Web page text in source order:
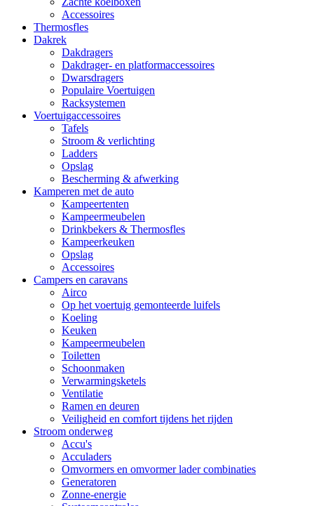
Accessoires
Thermosfles
Dakrek
Dakdragers
Dakdrager- en platformaccessoires
Dwarsdragers
Populaire Voertuigen
Racksystemen
Voertuigaccessoires
Tafels
Stroom & verlichting
Ladders
Opslag
Bescherming & afwerking
Kamperen met de auto
Kampeertenten
Kampeermeubelen
Drinkbekers & Thermosfles
Kampeerkeuken
Opslag
Accessoires
Campers en caravans
Airco
Op het voertuig gemonteerde luifels
Koeling
Keuken
Kampeermeubelen
Toiletten
Schoonmaken
Verwarmingsketels
Ventilatie
Ramen en deuren
Veiligheid en comfort tijdens het rijden
Stroom onderweg
Accu's
Acculaders
Omvormers en omvormer lader combinaties
Generatoren
Zonne-energie